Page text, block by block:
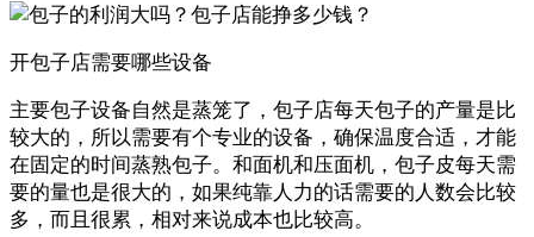
开包子店需要哪些设备
主要包子设备自然是蒸笼了，包子店每天包子的产量是比
较大的，所以需要有个专业的设备，确保温度合适，才能
在固定的时间蒸熟包子。和面机和压面机，包子皮每天需
要的量也是很大的，如果纯靠人力的话需要的人数会比较
多，而且很累，相对来说成本也比较高。